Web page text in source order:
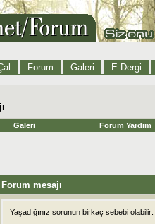
Forum Galeri E-Dergi
Galeri Forum Yardım
Forum mesajı
Yaşadığınız sorunun birkaç sebebi olabilir: